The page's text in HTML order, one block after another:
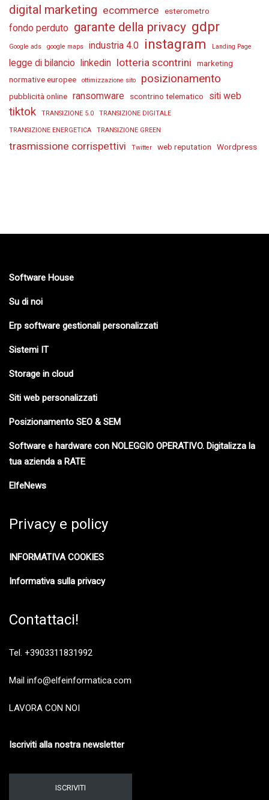
digital marketing ecommerce esterometro
fondo perduto garante della privacy gdpr
Google ads google maps industria 4.0 instagram Landing Page
legge di bilancio linkedin lotteria scontrini
marketing
normative europee
ottimizzazione sito posizionamento
pubblicità online ransomware scontrino telematico siti web
tiktok TRANSIZIONE 5.0 TRANSIZIONE DIGITALE
TRANSIZIONE ENERGETICA TRANSIZIONE GREEN
trasmissione corrispettivi Twitter web reputation Wordpress
Software House
Su di noi
Erp software gestionali personalizzati
Sistemi IT
Storage in cloud
Siti web personalizzati
Posizionamento SEO & SEM
Software e hardware con NOLEGGIO OPERATIVO. Digitalizza la
tua azienda a RATE
ElfeNews
Privacy e policy
INFORMATIVA COOKIES
Informativa sulla privacy
Contattaci!
Tel. +3903311831992
Mail info@elfeinformatica.com
LAVORA CON NOI
Iscriviti alla nostra newsletter
ISCRIVITI